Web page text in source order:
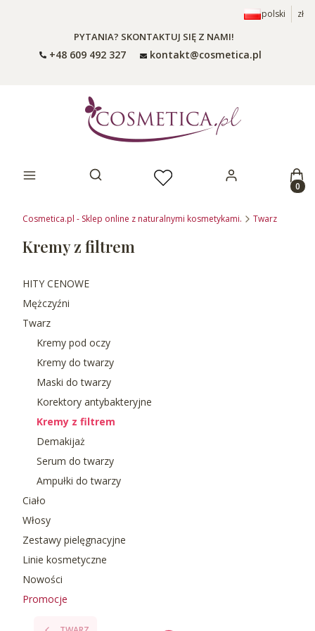
polski zł
PYTANIA? SKONTAKTUJ SIĘ Z NAMI!
+48 609 492 327 kontakt@cosmetica.pl
Otwórz wyszukiwarkę
Cosmetica.pl - Sklep online z naturalnymi kosmetykami. Twarz
Kremy z filtrem
HITY CENOWE
Mężczyźni
Twarz
Kremy pod oczy
Kremy do twarzy
Maski do twarzy
Korektory antybakteryjne
Kremy z filtrem
Demakijaż
Serum do twarzy
Ampułki do twarzy
Ciało
Włosy
Zestawy pielęgnacyjne
Linie kosmetyczne
Nowości
Promocje